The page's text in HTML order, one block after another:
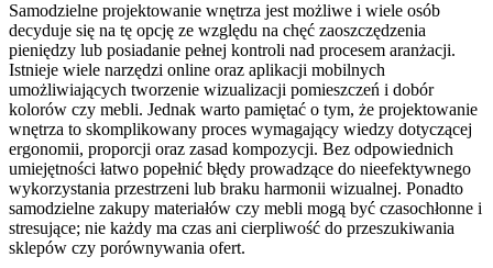
Samodzielne projektowanie wnętrza jest możliwe i wiele osób
decyduje się na tę opcję ze względu na chęć zaoszczędzenia
pieniędzy lub posiadanie pełnej kontroli nad procesem aranżacji.
Istnieje wiele narzędzi online oraz aplikacji mobilnych
umożliwiających tworzenie wizualizacji pomieszczeń i dobór
kolorów czy mebli. Jednak warto pamiętać o tym, że projektowanie
wnętrza to skomplikowany proces wymagający wiedzy dotyczącej
ergonomii, proporcji oraz zasad kompozycji. Bez odpowiednich
umiejętności łatwo popełnić błędy prowadzące do nieefektywnego
wykorzystania przestrzeni lub braku harmonii wizualnej. Ponadto
samodzielne zakupy materiałów czy mebli mogą być czasochłonne i
stresujące; nie każdy ma czas ani cierpliwość do przeszukiwania
sklepów czy porównywania ofert.